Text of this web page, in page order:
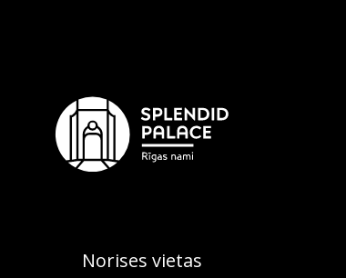
Norises vietas